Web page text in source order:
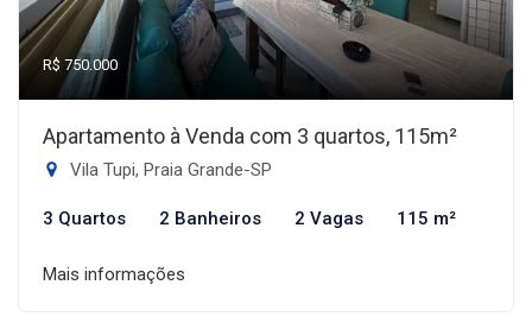
R$ 750.000
Apartamento à Venda com 3 quartos, 115m²
Vila Tupi, Praia Grande-SP
3 Quartos 2 Banheiros 2 Vagas 115 m²
Mais informações